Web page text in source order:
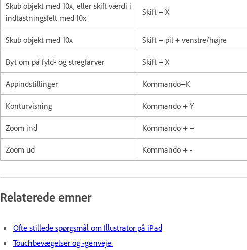
Skub objekt med 10x, eller skift værdi i
indtastningsfelt med 10x
Skift + X
Skub objekt med 10x Skift + pil + venstre/højre
Byt om på fyld- og stregfarver Skift + X
Appindstillinger Kommando+K
Konturvisning Kommando + Y
Zoom ind Kommando + +
Zoom ud Kommando + -
Relaterede emner
Ofte stillede spørgsmål om Illustrator på iPad
Touchbevægelser og -genveje